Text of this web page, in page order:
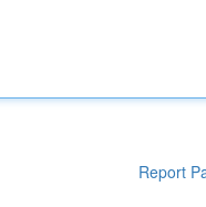
Report